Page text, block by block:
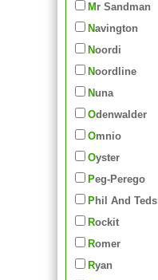
Mr Sandman
Navington
Noordi
Noordline
Nuna
Odenwalder
Omnio
Oyster
Peg-Perego
Phil And Teds
Rockit
Romer
Ryan